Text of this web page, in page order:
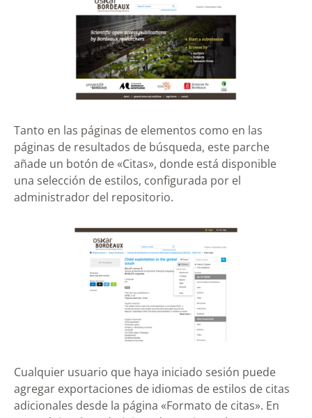
Tanto en las páginas de elementos como en las
páginas de resultados de búsqueda, este parche
añade un botón de «Citas», donde está disponible
una selección de estilos, configurada por el
administrador del repositorio.
Cualquier usuario que haya iniciado sesión puede
agregar exportaciones de idiomas de estilos de citas
adicionales desde la página «Formato de citas». En